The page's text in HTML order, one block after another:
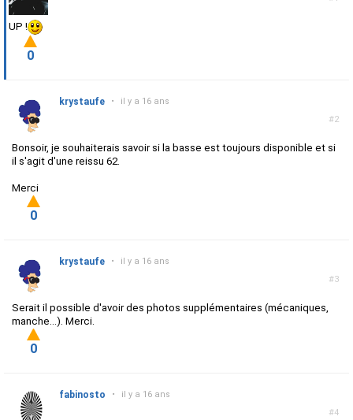
UP !
0
#2
krystaufe • il y a 16 ans
Bonsoir, je souhaiterais savoir si la basse est toujours disponible et si
il s'agit d'une reissu 62.
Merci
0
#3
krystaufe • il y a 16 ans
Serait il possible d'avoir des photos supplémentaires (mécaniques,
manche...). Merci.
0
#4
fabinosto • il y a 16 ans